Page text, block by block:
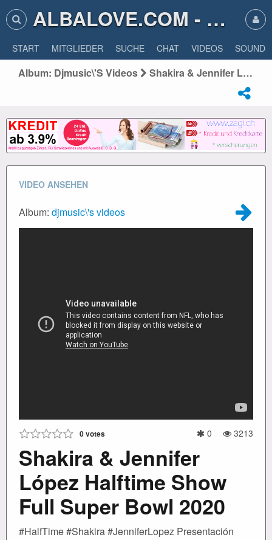
ALBALOVE.COM - ALBA LOVE
START MITGLIEDER SUCHE CHAT VIDEOS SOUNDS
Album: Djmusic\'s Videos Shakira & Jennifer López Halftime Show Full Super Bowl 2020
VIDEO ANSEHEN
Album: djmusic\'s videos
0votes 0 3213
Shakira & Jennifer
López Halftime Show
Full Super Bowl 2020
#HalfTime #Shakira #JenniferLopez Presentación